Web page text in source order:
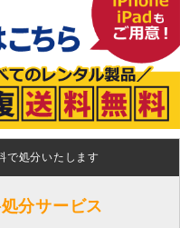
で処分いたします
分サービス